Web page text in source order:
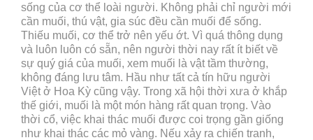
sống của cơ thể loài người. Không phải chỉ người mới
cần muối, thú vật, gia súc đều cần muối để sống.
Thiếu muối, cơ thể trở nên yếu ớt. Vì quá thông dụng
và luôn luôn có sẵn, nên người thời nay rất ít biết về
sự quý giá của muối, xem muối là vật tầm thường,
không đáng lưu tâm. Hầu như tất cả tín hữu người
Việt ở Hoa Kỳ cũng vậy. Trong xã hội thời xưa ở khắp
thế giới, muối là một món hàng rất quan trọng. Vào
thời cổ, việc khai thác muối được coi trọng gần giống
như khai thác các mỏ vàng. Nếu xảy ra chiến tranh,